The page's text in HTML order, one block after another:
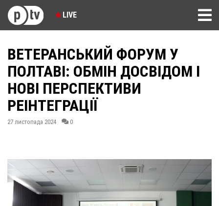
LIVE
ВЕТЕРАНСЬКИЙ ФОРУМ У
ПОЛТАВІ: ОБМІН ДОСВІДОМ І
НОВІ ПЕРСПЕКТИВИ
РЕІНТЕГРАЦІЇ
27 листопада 2024 0